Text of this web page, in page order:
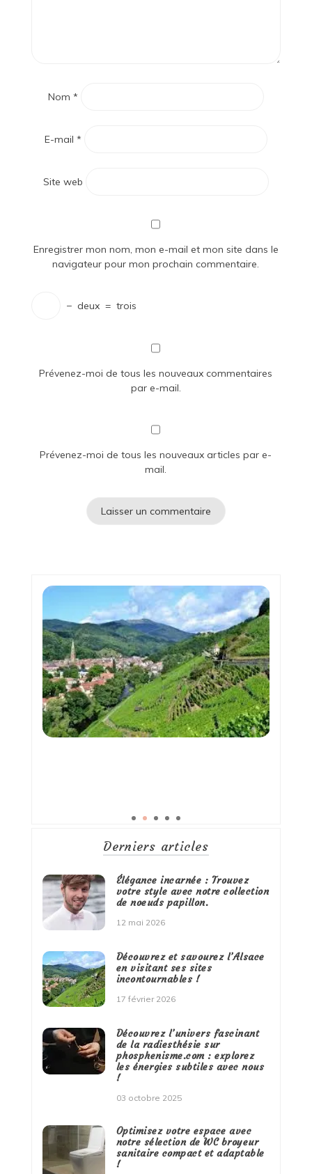
Nom *
E-mail *
Site web
Enregistrer mon nom, mon e-mail et mon site dans le
navigateur pour mon prochain commentaire.
− deux = trois
Prévenez-moi de tous les nouveaux commentaires
par e-mail.
Prévenez-moi de tous les nouveaux articles par e-
mail.
Derniers articles
Élégance incarnée : Trouvez
votre style avec notre collection
de noeuds papillon.
12 mai 2026
Découvrez et savourez l’Alsace
en visitant ses sites
incontournables !
17 février 2026
Découvrez l’univers fascinant
de la radiesthésie sur
phosphenisme.com : explorez
les énergies subtiles avec nous
!
03 octobre 2025
Optimisez votre espace avec
notre sélection de WC broyeur
sanitaire compact et adaptable
!